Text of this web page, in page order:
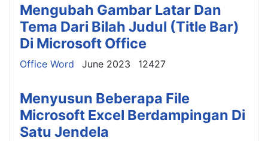
Mengubah Gambar Latar Dan
Tema Dari Bilah Judul (Title Bar)
Di Microsoft Office
Details
Office Word June 2023 12427
Menyusun Beberapa File
Microsoft Excel Berdampingan Di
Satu Jendela